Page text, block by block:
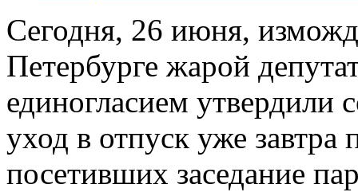
Сегодня, 26 июня,
Петербурге жарой
единогласием утвердили
уход в отпуск уже завтра
посетивших заседание